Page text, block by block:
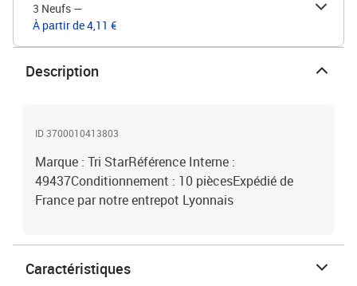
3 Neufs —
À partir de 4,11 €
Description
ID 3700010413803
Marque : Tri StarRéférence Interne :
49437Conditionnement : 10 piècesExpédié de
France par notre entrepot Lyonnais
Caractéristiques